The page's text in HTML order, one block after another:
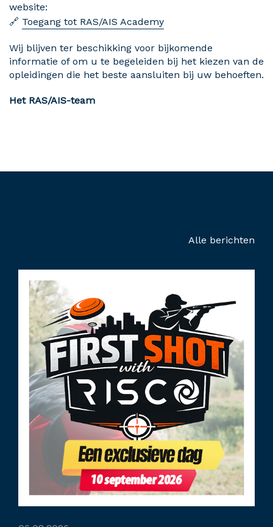
website:
🔗 Toegang tot RAS/AIS Academy
Wij blijven ter beschikking voor bijkomende
informatie of om u te begeleiden bij het kiezen van de
opleidingen die het beste aansluiten bij uw behoeften.
Het RAS/AIS-team
Alle berichten